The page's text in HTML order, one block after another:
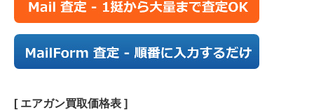
[ エアガン買取価格表 ]